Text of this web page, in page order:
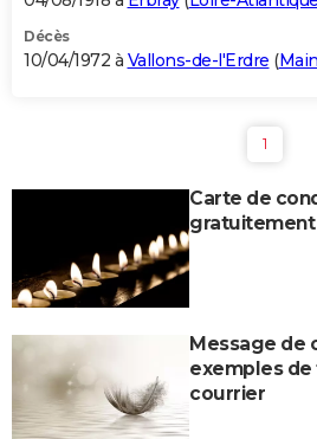
Décès
10/04/1972 à Vallons-de-l'Erdre (
1
Carte de
Message de
exemples
courrier